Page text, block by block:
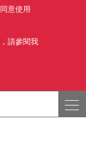
網站地圖
RESERVED.
意使用
請參閱我